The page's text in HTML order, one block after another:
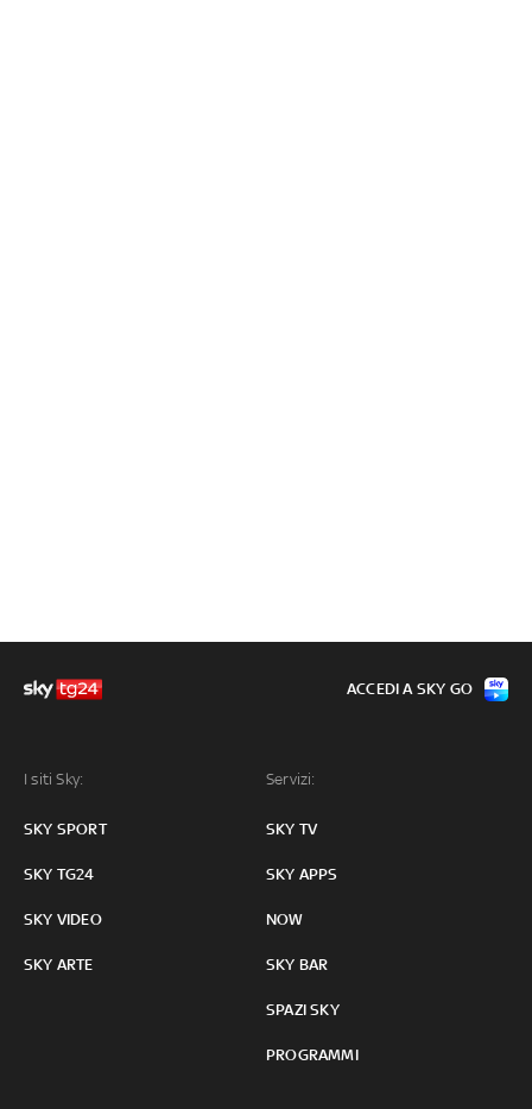
I siti Sky:
SKY SPORT
SKY TG24
SKY VIDEO
SKY ARTE
Servizi:
SKY TV
SKY APPS
NOW
SKY BAR
SPAZI SKY
PROGRAMMI
ACCEDI A SKY GO